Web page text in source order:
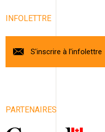
INFOLETTRE
S'inscrire à l'infolettre
PARTENAIRES